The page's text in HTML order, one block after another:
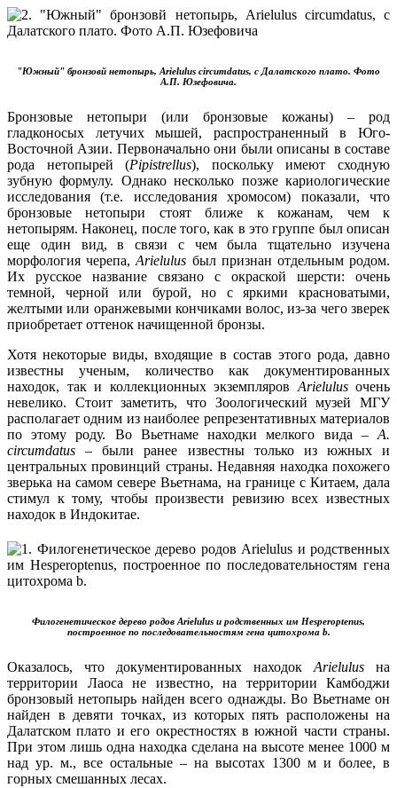
"Южный" бронзовй нетопырь, Arielulus circumdatus, с Далатского плато. Фото
А.П. Юзефовича.
Бронзовые нетопыри (или бронзовые кожаны) – род
гладконосых летучих мышей, распространенный в Юго-
Восточной Азии. Первоначально они были описаны в составе
рода нетопырей (Pipistrellus), поскольку имеют сходную
зубную формулу. Однако несколько позже кариологические
исследования (т.е. исследования хромосом) показали, что
бронзовые нетопыри стоят ближе к кожанам, чем к
нетопырям. Наконец, после того, как в это группе был описан
еще один вид, в связи с чем была тщательно изучена
морфология черепа,Arielulus был признан отдельным родом.
Их русское название связано с окраской шерсти: очень
темной, черной или бурой, но с яркими красноватыми,
желтыми или оранжевыми кончиками волос, из-за чего зверек
приобретает оттенок начищенной бронзы.
Хотя некоторые виды, входящие в состав этого рода, давно
известны ученым, количество как документированных
находок, так и коллекционных экземпляров Arielulus очень
невелико. Стоит заметить, что Зоологический музей МГУ
располагает одним из наиболее репрезентативных материалов
по этому роду. Во Вьетнаме находки мелкого вида – A.
circumdatus – были ранее известны только из южных и
центральных провинций страны. Недавняя находка похожего
зверька на самом севере Вьетнама, на границе с Китаем, дала
стимул к тому, чтобы произвести ревизию всех известных
находок в Индокитае.
Филогенетическое дерево родов Arielulus и родственных им Hesperoptenus,
построенное по последовательностям гена цитохрома b.
Оказалось, что документированных находок Arielulus на
территории Лаоса не известно, на территории Камбоджи
бронзовый нетопырь найден всего однажды. Во Вьетнаме он
найден в девяти точках, из которых пять расположены на
Далатском плато и его окрестностях в южной части страны.
При этом лишь одна находка сделана на высоте менее 1000 м
над ур. м., все остальные – на высотах 1300 м и более, в
горных смешанных лесах.